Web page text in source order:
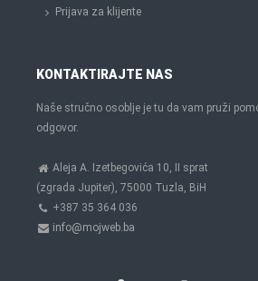
Prijava za klijente
KONTAKTIRAJTE NAS
Naše stručno osoblje je tu da vam pruži
odgovor.
Aleja A. Izetbegovića 10, II sprat
(zgrada Jupiter), 75000 Tuzla, BiH
+387 35 364 036
info@mojweb.ba